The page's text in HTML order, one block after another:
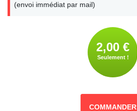
(envoi immédiat par mail)
2,00 €
Seulement !
COMMANDER